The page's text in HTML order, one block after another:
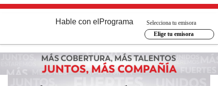
Hable con el Programa
Selecciona tu emisora
Elige tu emisora